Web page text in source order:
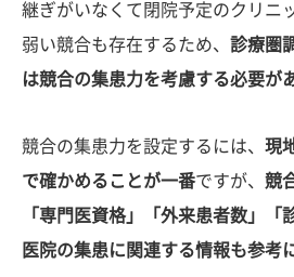
継ぎがいなくて閉院予定のクリニ
弱い競合も存在するため、 診療圏
は競合の集患力を考慮する必要が
競合の集患力を設定するには、 現
で確かめることが一番ですが、 競
「専門医資格」「外来患者数」「
医院の集患に関連する情報も参考